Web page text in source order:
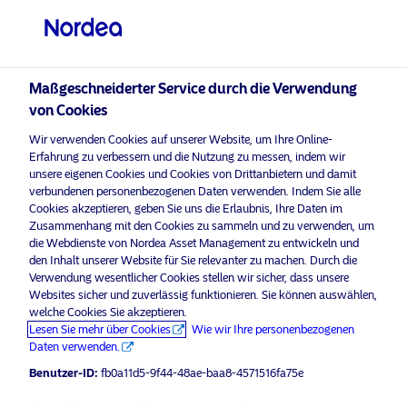
Bitte wählen Sie Ihr Anlegerprofil
aus
Land
Schweiz
Sprache
Deutsch
Qualifizierter Anleger
Nordea Asset Management ist einer der größten Asset
Manager in den nordischen Ländern und verfügt über
eine globale Präsenz in Europa, Amerika und Asien.
Risikohinweise
Home
Über uns
Datenschutzerklärung
Maßgeschneiderter Service durch die Verwendung
von Cookies
Wir verwenden Cookies auf unserer Website, um Ihre Online-
Erfahrung zu verbessern und die Nutzung zu messen, indem wir
unsere eigenen Cookies und Cookies von Drittanbietern und damit
verbundenen personenbezogenen Daten verwenden. Indem Sie alle
Cookies akzeptieren, geben Sie uns die Erlaubnis, Ihre Daten im
Zusammenhang mit den Cookies zu sammeln und zu verwenden, um
die Webdienste von Nordea Asset Management zu entwickeln und
den Inhalt unserer Website für Sie relevanter zu machen. Durch die
Verwendung wesentlicher Cookies stellen wir sicher, dass unsere
Websites sicher und zuverlässig funktionieren. Sie können auswählen,
welche Cookies Sie akzeptieren.
Lesen Sie mehr über Cookies
Wie wir Ihre personenbezogenen
Daten verwenden.
Benutzer-ID: fb0a11d5-9f44-48ae-baa8-4571516fa75e